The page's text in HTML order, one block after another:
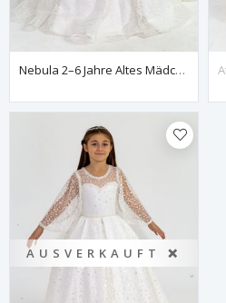
Nebula 2–6 Jahre Altes Mädchenkleid 20025, Gebrochenes Weiß
AUSVERKAUFT ❌